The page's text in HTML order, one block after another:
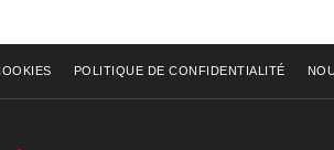
POLITIQUE DE CONFIDENTIALITÉ